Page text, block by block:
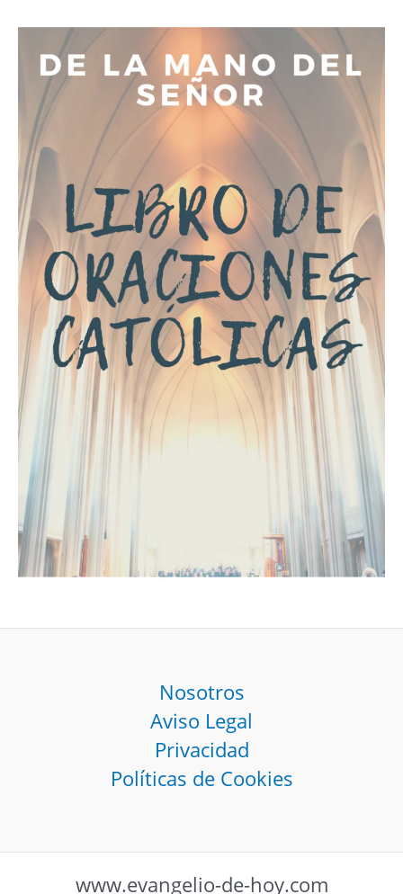
Nosotros
Aviso Legal
Privacidad
Políticas de Cookies
www.evangelio-de-hoy.com